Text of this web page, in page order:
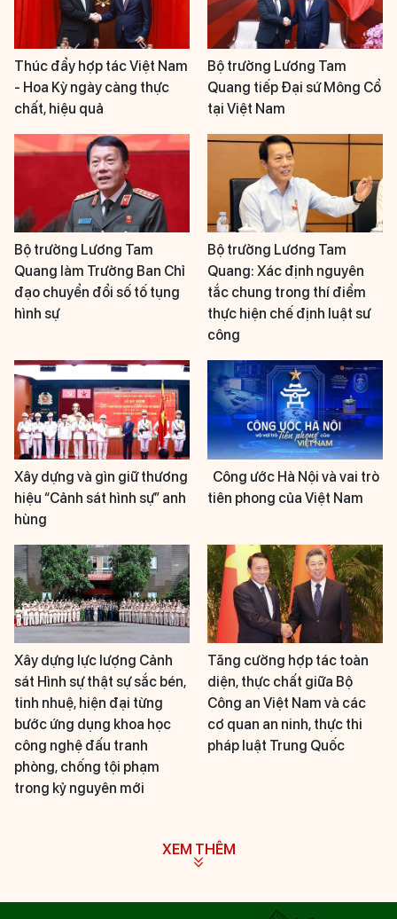
Thúc đẩy hợp tác Việt Nam
- Hoa Kỳ ngày càng thực
chất, hiệu quả
Bộ trưởng Lương Tam
Quang tiếp Đại sứ Mông Cổ
tại Việt Nam
Bộ trưởng Lương Tam
Quang làm Trưởng Ban Chỉ
đạo chuyển đổi số tố tụng
hình sự
Bộ trưởng Lương Tam
Quang: Xác định nguyên
tắc chung trong thí điểm
thực hiện chế định luật sư
công
Xây dựng và gìn giữ thương
hiệu “Cảnh sát hình sự” anh
hùng
Công ước Hà Nội và vai trò
tiên phong của Việt Nam
Xây dựng lực lượng Cảnh
sát Hình sự thật sự sắc bén,
tinh nhuệ, hiện đại từng
bước ứng dụng khoa học
công nghệ đấu tranh
phòng, chống tội phạm
trong kỷ nguyên mới
Tăng cường hợp tác toàn
diện, thực chất giữa Bộ
Công an Việt Nam và các
cơ quan an ninh, thực thi
pháp luật Trung Quốc
XEM THÊM